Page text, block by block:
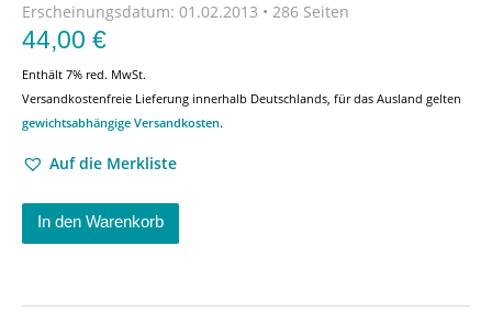
Erscheinungsdatum: 01.02.2013 • 286 Seiten
44,00 €
Enthält 7% red. MwSt.
Versandkostenfreie Lieferung innerhalb Deutschlands, für das Ausland gelten
gewichtsabhängige Versandkosten.
Auf die Merkliste
In den Warenkorb